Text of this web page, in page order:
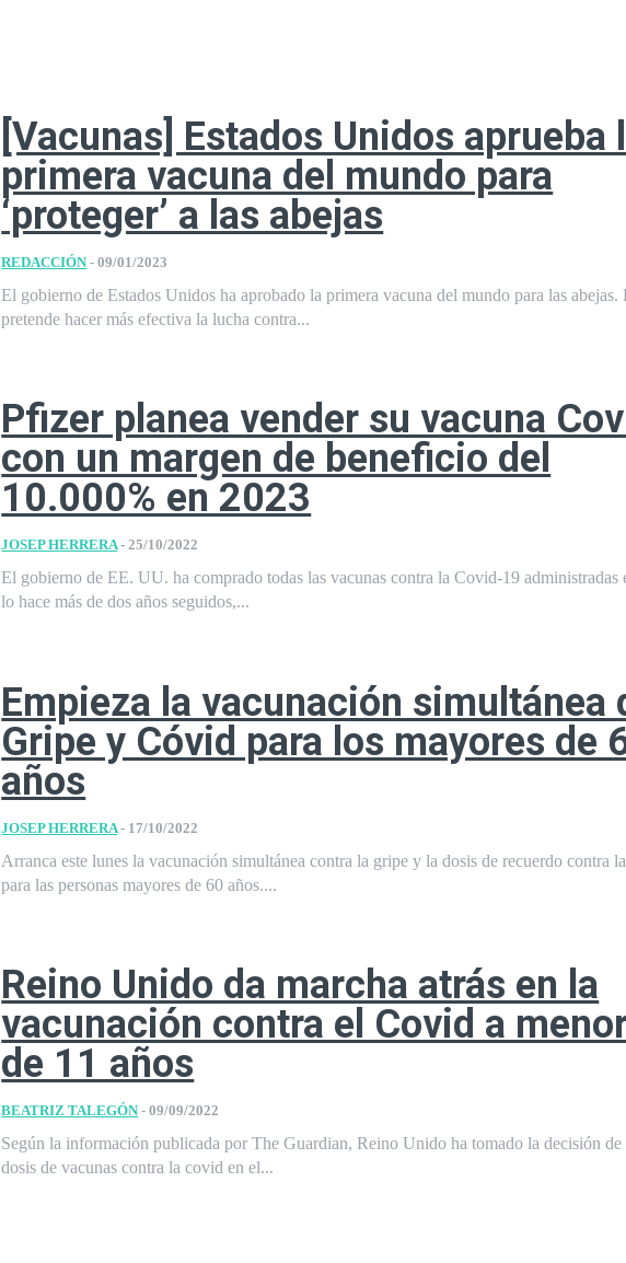
[Vacunas] Estados Unidos aprueba
primera vacuna del mundo para
‘proteger’ a las abejas
REDACCIÓN - 09/01/2023
El gobierno de Estados Unidos ha aprobado la primera vacuna del mundo para las abejas.
pretende hacer más efectiva la lucha contra...
Pfizer planea vender su vacuna
con un margen de beneficio del
10.000% en 2023
JOSEP HERRERA - 25/10/2022
El gobierno de EE. UU. ha comprado todas las vacunas contra la Covid-19 administradas
lo hace más de dos años seguidos,...
Empieza la vacunación simultánea
Gripe y Cóvid para los mayores de
años
JOSEP HERRERA - 17/10/2022
Arranca este lunes la vacunación simultánea contra la gripe y la dosis de recuerdo contra
para las personas mayores de 60 años....
Reino Unido da marcha atrás en la
vacunación contra el Covid a
de 11 años
BEATRIZ TALEGÓN - 09/09/2022
Según la información publicada por The Guardian, Reino Unido ha tomado la decisión de
dosis de vacunas contra la covid en el...